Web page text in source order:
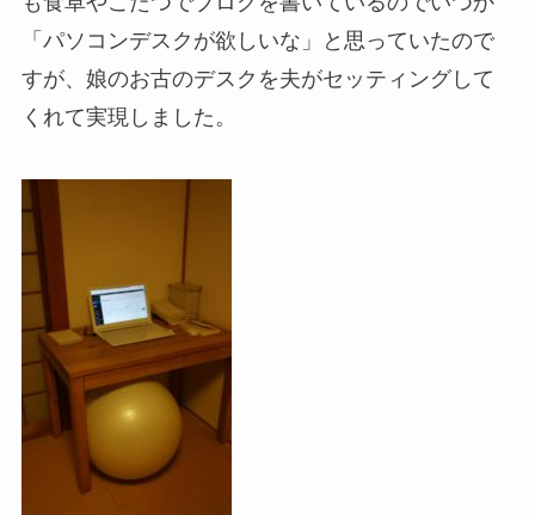
「パソコンデスクが欲しいな」と思っていたので
すが、娘のお古のデスクを夫がセッティングして
くれて実現しました。